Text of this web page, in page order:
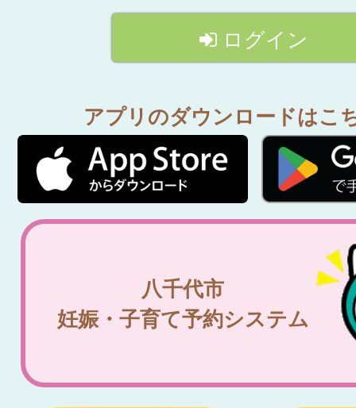
ログイン
アプリのダウンロードはこ
八千代市
妊娠・子育て予約システム